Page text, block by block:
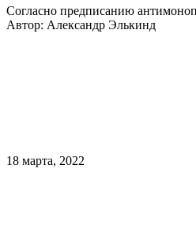
Согласно предписанию
Автор: Александр Элькинд
18 марта, 2022